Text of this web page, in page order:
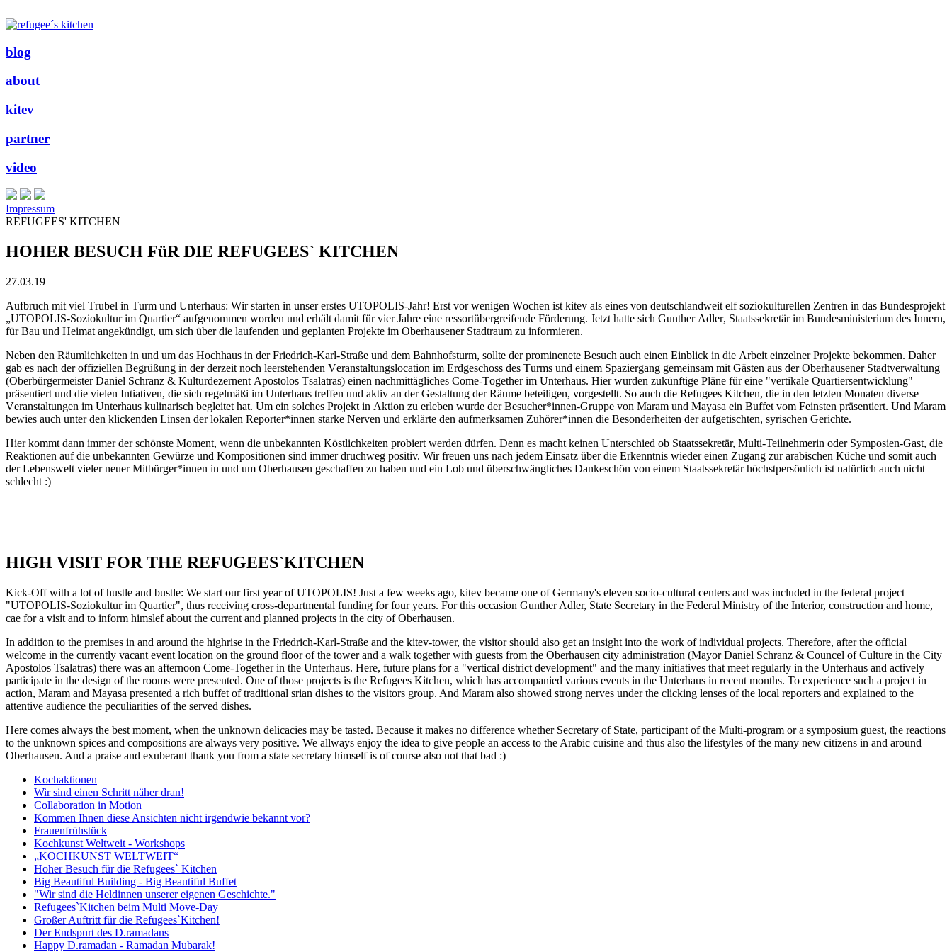
blog
about
kitev
partner
video
Impressum
REFUGEES' KITCHEN
HOHER BESUCH FüR DIE REFUGEES` KITCHEN
27.03.19
Aufbruch mit viel Trubel in Turm und Unterhaus: Wir starten in unser erstes UTOPOLIS-Jahr! Erst vor wenigen Wochen ist kitev als eines von deutschlandweit elf soziokulturellen Zentren in das Bundesprojekt
„UTOPOLIS-Soziokultur im Quartier“ aufgenommen worden und erhält damit für vier Jahre eine ressortübergreifende Förderung. Jetzt hatte sich Gunther Adler, Staatssekretär im Bundesministerium des Innern,
für Bau und Heimat angekündigt, um sich über die laufenden und geplanten Projekte im Oberhausener Stadtraum zu informieren.
Neben den Räumlichkeiten in und um das Hochhaus in der Friedrich-Karl-Straße und dem Bahnhofsturm, sollte der prominenete Besuch auch einen Einblick in die Arbeit einzelner Projekte bekommen. Daher
gab es nach der offiziellen Begrüßung in der derzeit noch leerstehenden Veranstaltungslocation im Erdgeschoss des Turms und einem Spaziergang gemeinsam mit Gästen aus der Oberhausener Stadtverwaltung
(Oberbürgermeister Daniel Schranz & Kulturdezernent Apostolos Tsalatras) einen nachmittägliches Come-Together im Unterhaus. Hier wurden zukünftige Pläne für eine "vertikale Quartiersentwicklung"
präsentiert und die vielen Intiativen, die sich regelmäßi im Unterhaus treffen und aktiv an der Gestaltung der Räume beteiligen, vorgestellt. So auch die Refugees Kitchen, die in den letzten Monaten diverse
Veranstaltungen im Unterhaus kulinarisch begleitet hat. Um ein solches Projekt in Aktion zu erleben wurde der Besucher*innen-Gruppe von Maram und Mayasa ein Buffet vom Feinsten präsentiert. Und Maram
bewies auch unter den klickenden Linsen der lokalen Reporter*innen starke Nerven und erklärte den aufmerksamen Zuhörer*innen die Besonderheiten der aufgetischten, syrischen Gerichte.
Hier kommt dann immer der schönste Moment, wenn die unbekannten Köstlichkeiten probiert werden dürfen. Denn es macht keinen Unterschied ob Staatssekretär, Multi-Teilnehmerin oder Symposien-Gast, die
Reaktionen auf die unbekannten Gewürze und Kompositionen sind immer druchweg positiv. Wir freuen uns nach jedem Einsatz über die Erkenntnis wieder einen Zugang zur arabischen Küche und somit auch
der Lebenswelt vieler neuer Mitbürger*innen in und um Oberhausen geschaffen zu haben und ein Lob und überschwängliches Dankeschön von einem Staatssekretär höchstpersönlich ist natürlich auch nicht
schlecht :)
HIGH VISIT FOR THE REFUGEES`KITCHEN
Kick-Off with a lot of hustle and bustle: We start our first year of UTOPOLIS! Just a few weeks ago, kitev became one of Germany's eleven socio-cultural centers and was included in the federal project
"UTOPOLIS-Soziokultur im Quartier", thus receiving cross-departmental funding for four years. For this occasion Gunther Adler, State Secretary in the Federal Ministry of the Interior, construction and home,
cae for a visit and to inform himslef about the current and planned projects in the city of Oberhausen.
In addition to the premises in and around the highrise in the Friedrich-Karl-Straße and the kitev-tower, the visitor should also get an insight into the work of individual projects. Therefore, after the official
welcome in the currently vacant event location on the ground floor of the tower and a walk together with guests from the Oberhausen city administration (Mayor Daniel Schranz & Councel of Culture in the City
Apostolos Tsalatras) there was an afternoon Come-Together in the Unterhaus. Here, future plans for a "vertical district development" and the many initiatives that meet regularly in the Unterhaus and actively
participate in the design of the rooms were presented. One of those projects is the Refugees Kitchen, which has accompanied various events in the Unterhaus in recent months. To experience such a project in
action, Maram and Mayasa presented a rich buffet of traditional srian dishes to the visitors group. And Maram also showed strong nerves under the clicking lenses of the local reporters and explained to the
attentive audience the peculiarities of the served dishes.
Here comes always the best moment, when the unknown delicacies may be tasted. Because it makes no difference whether Secretary of State, participant of the Multi-program or a symposium guest, the reactions
to the unknown spices and compositions are always very positive. We allways enjoy the idea to give people an access to the Arabic cuisine and thus also the lifestyles of the many new citizens in and around
Oberhausen. And a praise and exuberant thank you from a state secretary himself is of course also not that bad :)
Kochaktionen
Wir sind einen Schritt näher dran!
Collaboration in Motion
Kommen Ihnen diese Ansichten nicht irgendwie bekannt vor?
Frauenfrühstück
Kochkunst Weltweit - Workshops
„KOCHKUNST WELTWEIT“
Hoher Besuch für die Refugees` Kitchen
Big Beautiful Building - Big Beautiful Buffet
"Wir sind die Heldinnen unserer eigenen Geschichte."
Refugees`Kitchen beim Multi Move-Day
Großer Auftritt für die Refugees`Kitchen!
Der Endspurt des D.ramadans
Happy D.ramadan - Ramadan Mubarak!